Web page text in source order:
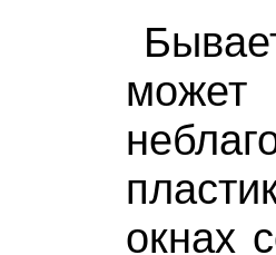
окнах